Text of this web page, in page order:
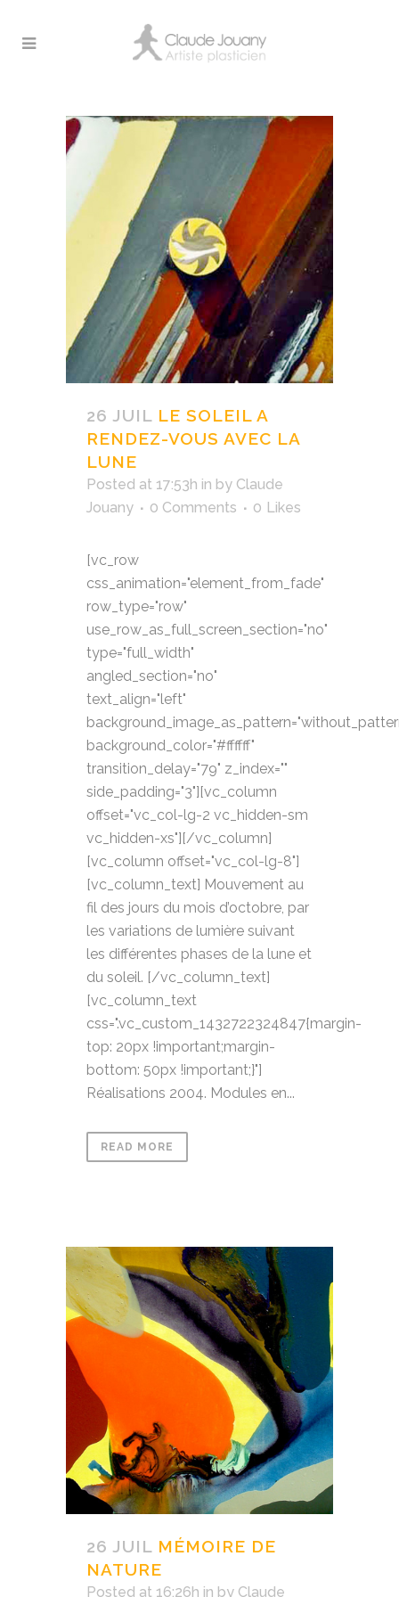
Archive
26 JUIL LE SOLEIL A
RENDEZ-VOUS AVEC LA
LUNE
Posted at 17:53h in by Claude
Jouany
0 Comments 0 Likes
[vc_row
css_animation="element_from_fade"
row_type="row"
use_row_as_full_screen_section="no"
type="full_width"
angled_section="no"
text_align="left"
background_color="#ffffff"
transition_delay="79" z_index=""
side_padding="3"][vc_column
offset="vc_col-lg-2 vc_hidden-sm
vc_hidden-xs"][/vc_column]
[vc_column offset="vc_col-lg-8"]
[vc_column_text] Mouvement au
fil des jours du mois d’octobre, par
les variations de lumière suivant
les différentes phases de la lune et
du soleil. [/vc_column_text]
[vc_column_text
css=".vc_custom_1432722324847{margin-
top: 20px !important;margin-
bottom: 50px !important;}"]
Réalisations 2004. Modules en...
READ MORE
26 JUIL MÉMOIRE DE
NATURE
Posted at 16:26h in by Claude